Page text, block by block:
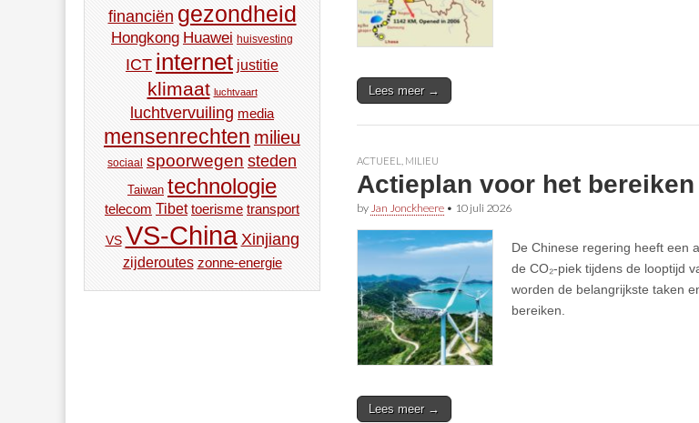
Lees meer →
ACTUEEL MILIEU
Actieplan voor het bereiken
by Jan Jonckheere • 10 juli 2026
De Chinese regering heeft een
de CO₂-piek tijdens de looptijd
worden de belangrijkste taken
bereiken.
Lees meer →
financiën gezondheid
Hongkong Huawei huisvesting
ICT internet justitie
klimaat luchtvaart
luchtvervuiling media
mensenrechten milieu
sociaal spoorwegen steden
Taiwan technologie
telecom Tibet toerisme transport
VS VS-China Xinjiang
zijderoutes zonne-energie